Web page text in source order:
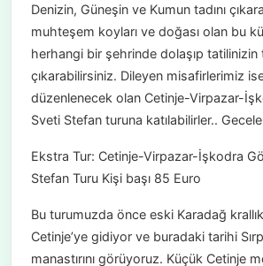
Denizin, Güneşin ve Kumun tadını
muhteşem koyları ve doğası olan bu
herhangi bir şehrinde dolaşıp tatilinizin
çıkarabilirsiniz. Dileyen misafirlerimiz
düzenlenecek olan Cetinje-Virpazar-
Sveti Stefan turuna katılabilirler..
Ekstra Tur: Cetinje-Virpazar-İşkodra
Stefan Turu Kişi başı 85 Euro
Bu turumuzda önce eski Karadağ
Cetinje’ye gidiyor ve buradaki tarihi
manastırını görüyoruz. Küçük Cetinje